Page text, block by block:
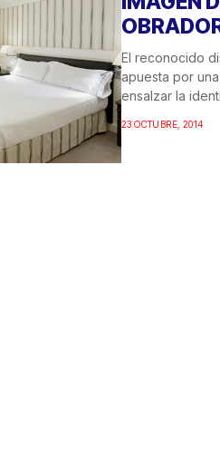
El reconocido
apuesta por
ensalzar la
23 OCTUBRE, 2014